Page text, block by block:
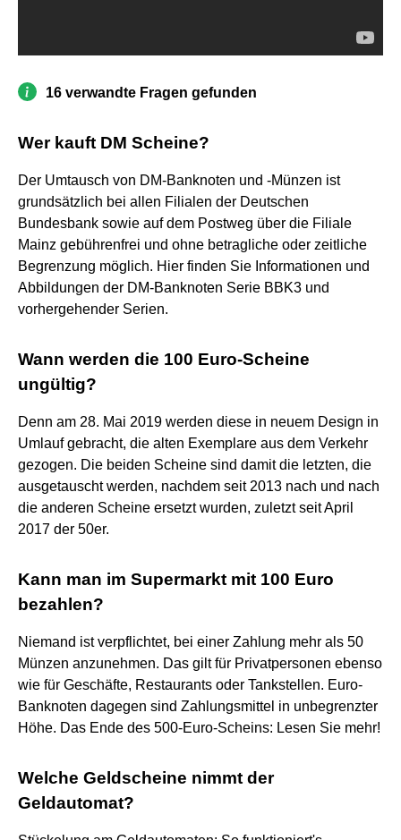
16 verwandte Fragen gefunden
Wer kauft DM Scheine?
Der Umtausch von DM-Banknoten und -Münzen ist
grundsätzlich bei allen Filialen der Deutschen
Bundesbank sowie auf dem Postweg über die Filiale
Mainz gebührenfrei und ohne betragliche oder zeitliche
Begrenzung möglich. Hier finden Sie Informationen und
Abbildungen der DM-Banknoten Serie BBK3 und
vorhergehender Serien.
Wann werden die 100 Euro-Scheine
ungültig?
Denn am 28. Mai 2019 werden diese in neuem Design in
Umlauf gebracht, die alten Exemplare aus dem Verkehr
gezogen. Die beiden Scheine sind damit die letzten, die
ausgetauscht werden, nachdem seit 2013 nach und nach
die anderen Scheine ersetzt wurden, zuletzt seit April
2017 der 50er.
Kann man im Supermarkt mit 100 Euro
bezahlen?
Niemand ist verpflichtet, bei einer Zahlung mehr als 50
Münzen anzunehmen. Das gilt für Privatpersonen ebenso
wie für Geschäfte, Restaurants oder Tankstellen. Euro-
Banknoten dagegen sind Zahlungsmittel in unbegrenzter
Höhe. Das Ende des 500-Euro-Scheins: Lesen Sie mehr!
Welche Geldscheine nimmt der
Geldautomat?